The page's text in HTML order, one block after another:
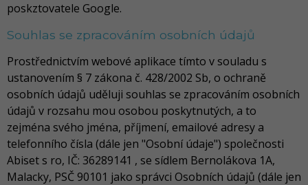
poskztovatele Google.
Souhlas se zpracováním osobních údajů
Prostřednictvím webové aplikace tímto v souladu s
ustanovením § 7 zákona č. 428/2002 Sb, o ochraně
osobních údajů uděluji souhlas se zpracováním osobních
údajů v rozsahu mou osobou poskytnutých, a to
zejména svého jména, příjmení, emailové adresy a
telefonního čísla (dále jen "Osobní údaje") společnosti
Abiset s ro, IČ: 36289141 , se sídlem Bernolákova 1A,
Malacky, PSČ 90101 jako správci Osobních údajů (dále jen